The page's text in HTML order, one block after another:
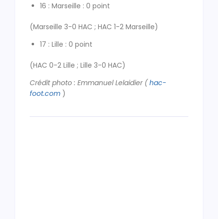
16 : Marseille : 0 point
(Marseille 3-0 HAC ; HAC 1-2 Marseille)
17 : Lille : 0 point
(HAC 0-2 Lille ; Lille 3-0 HAC)
Crédit photo : Emmanuel Lelaidier (hac-
foot.com )